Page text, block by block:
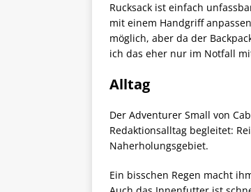
Rucksack ist einfach
mit einem Handgriff
möglich, aber da der
ich das eher nur im Notfall
Alltag
Der Adventurer Small von
Redaktionsalltag begleitet:
Naherholungsgebiet.
Ein bisschen Regen macht